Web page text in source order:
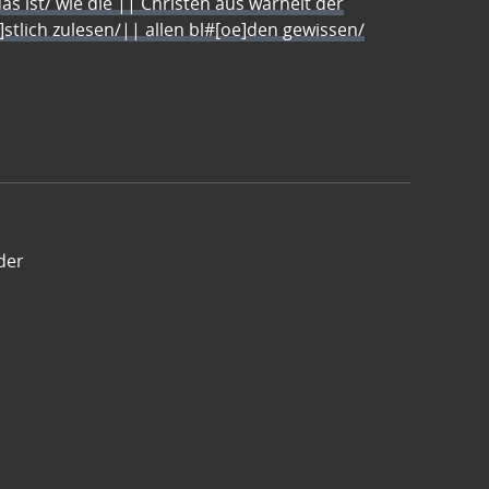
zulesen/|| allen bl#[oe]den gewissen/